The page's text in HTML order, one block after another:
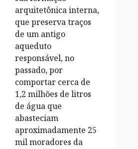
arquitetônica interna,
que preserva traços
de um antigo
aqueduto
responsável, no
passado, por
comportar cerca de
1,2 milhões de litros
de água que
abasteciam
aproximadamente 25
mil moradores da